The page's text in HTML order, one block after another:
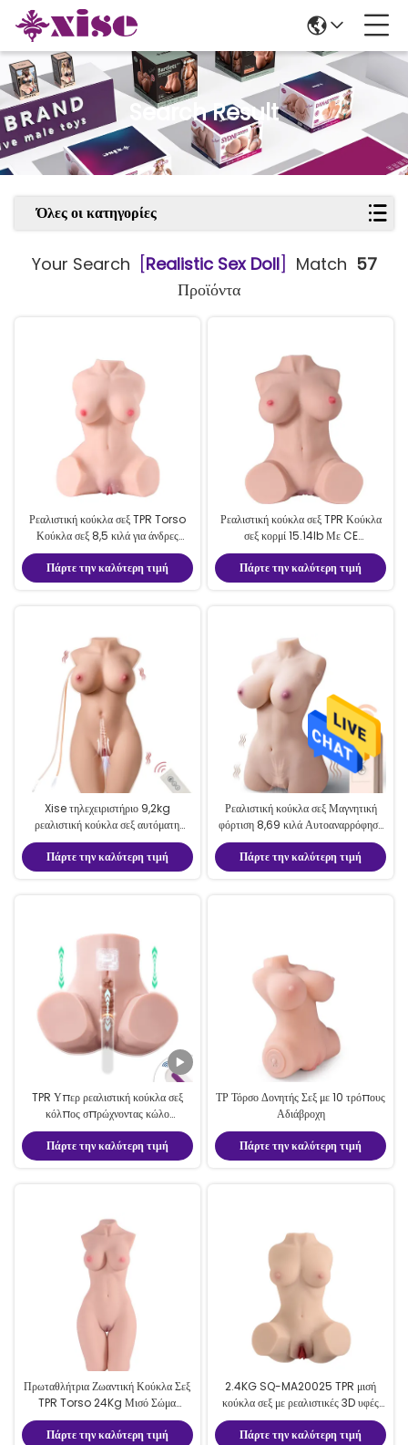
Search Result
Όλες οι κατηγορίες
Your Search [Realistic Sex Doll] Match 57
Προϊόντα
Ρεαλιστική κούκλα σεξ TPR Torso
Κούκλα σεξ 8,5 κιλά για άνδρες
μαλακό και ανθεκτικό
Πάρτε την καλύτερη τιμή
Ρεαλιστική κούκλα σεξ TPR Κούκλα
σεξ κορμί 15.14lb Με CE
πιστοποιημένη συσκευασία κουτί
χρώματος
Πάρτε την καλύτερη τιμή
Xise τηλεχειριστήριο 9,2kg
ρεαλιστική κούκλα σεξ αυτόματη
αναρρόφηση δονητική κούκλα σεξ
Πάρτε την καλύτερη τιμή
Ρεαλιστική κούκλα σεξ Μαγνητική
φόρτιση 8,69 κιλά Αυτοαναρρόφηση
και δονήσεις μισό σώμα Κούκλα σεξ
Πάρτε την καλύτερη τιμή
TPR Υπερ ρεαλιστική κούκλα σεξ
κόλπος σπρώχνοντας κώλο
αυνανιστής ζωντανή αίσθηση
Πάρτε την καλύτερη τιμή
ΤΡ Τόρσο Δονητής Σεξ με 10 τρόπους
Αδιάβροχη
Πάρτε την καλύτερη τιμή
Πρωταθλήτρια Ζωαντική Κούκλα Σεξ
TPR Torso 24Kg Μισό Σώμα
Ρεαλιστική Κούκλα Αγάπης Για
Άντρες
Πάρτε την καλύτερη τιμή
2.4KG SQ-MA20025 TPR μισή
κούκλα σεξ με ρεαλιστικές 3D υφές
αυνανιστής
Πάρτε την καλύτερη τιμή